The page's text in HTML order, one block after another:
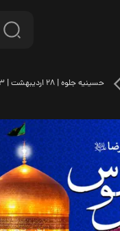
حسینیه جلوه | 28 اردیبهشت | 1403